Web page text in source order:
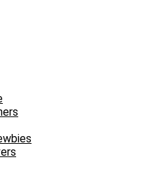
aus Farben
anzuzeigen Sanftes Gleiten